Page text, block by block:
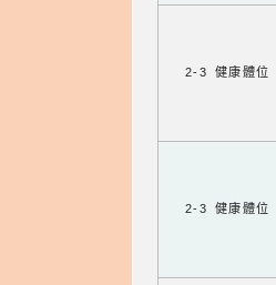
2-3 健康體位
2-3 健康體位